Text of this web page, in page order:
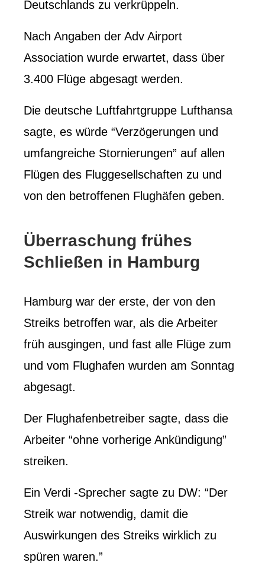
Deutschlands zu verkrüppeln.
Nach Angaben der Adv Airport
Association wurde erwartet, dass über
3.400 Flüge abgesagt werden.
Die deutsche Luftfahrtgruppe Lufthansa
sagte, es würde “Verzögerungen und
umfangreiche Stornierungen” auf allen
Flügen des Fluggesellschaften zu und
von den betroffenen Flughäfen geben.
Überraschung frühes
Schließen in Hamburg
Hamburg war der erste, der von den
Streiks betroffen war, als die Arbeiter
früh ausgingen, und fast alle Flüge zum
und vom Flughafen wurden am Sonntag
abgesagt.
Der Flughafenbetreiber sagte, dass die
Arbeiter “ohne vorherige Ankündigung”
streiken.
Ein Verdi -Sprecher sagte zu DW: “Der
Streik war notwendig, damit die
Auswirkungen des Streiks wirklich zu
spüren waren.”